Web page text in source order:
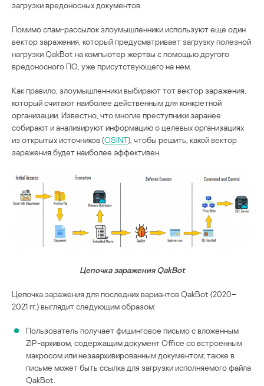
загрузки вредоносных документов.
Помимо спам-рассылок злоумышленники используют еще один
вектор заражения, который предусматривает загрузку полезной
нагрузки QakBot на компьютер жертвы с помощью другого
вредоносного ПО, уже присутствующего на нем.
Как правило, злоумышленники выбирают тот вектор заражения,
который считают наиболее действенным для конкретной
организации. Известно, что многие преступники заранее
собирают и анализируют информацию о целевых организациях
из открытых источников (OSINT), чтобы решить, какой вектор
заражения будет наиболее эффективен.
Цепочка заражения QakBot
Цепочка заражения для последних вариантов QakBot (2020–
2021 гг.) выглядит следующим образом:
Пользователь получает фишинговое письмо с вложенным
ZIP-архивом, содержащим документ Office со встроенным
макросом или незаархивированным документом; также в
письме может быть ссылка для загрузки исполняемого файла
QakBot.